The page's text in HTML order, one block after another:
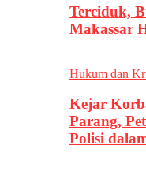
Terciduk,
Makassar
Hukum dan
Kejar
Parang,
Polisi